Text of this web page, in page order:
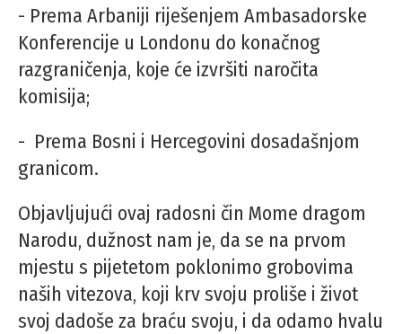
- Prema Arbaniji riješenjem Ambasadorske
Konferencije u Londonu do konačnog
razgraničenja, koje će izvršiti naročita
komisija;
- Prema Bosni i Hercegovini dosadašnjom
granicom.
Objavljujući ovaj radosni čin Mome dragom
Narodu, dužnost nam je, da se na prvom
mjestu s pijetetom poklonimo grobovima
naših vitezova, koji krv svoju proliše i život
svoj dadoše za braću svoju, i da odamo hvalu